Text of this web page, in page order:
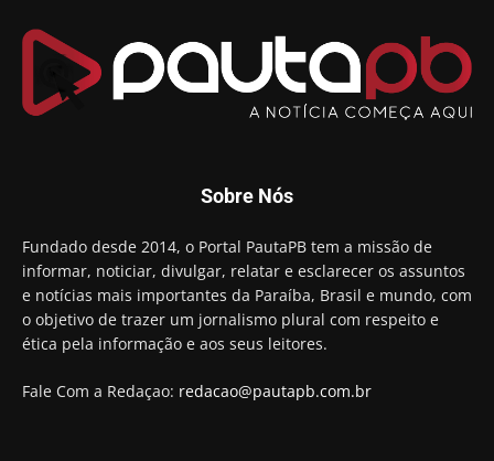
Arthur Lira parabeniza Karla Pimentel por sua
reeleição em Conde
00:23
Aguinaldo Ribeiro destaca apoio do PP a Hugo
preso e faz vídeo na cadeia
Hugo Motta retira projeto que permitia bancos
"confiscar" dinheiro de clientes
01:49
Descaso da gestão Panta deixa crianças e
professoras 'ilhadas' em creche
00:16
Sobre Nós
Fundado desde 2014, o Portal PautaPB tem a missão de
informar, noticiar, divulgar, relatar e esclarecer os assuntos
e notícias mais importantes da Paraíba, Brasil e mundo, com
o objetivo de trazer um jornalismo plural com respeito e
ética pela informação e aos seus leitores.
Fale Com a Redaçao: redacao@pautapb.com.br